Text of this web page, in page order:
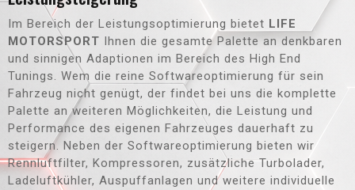
Im Bereich der Leistungsoptimierung bietet LIFE
MOTORSPORT Ihnen die gesamte Palette an denkbaren
und sinnigen Adaptionen im Bereich des High End
Tunings. Wem die reine Softwareoptimierung für sein
Fahrzeug nicht genügt, der findet bei uns die komplette
Palette an weiteren Möglichkeiten, die Leistung und
Performance des eigenen Fahrzeuges dauerhaft zu
steigern. Neben der Softwareoptimierung bieten wir
Rennluftfilter, Kompressoren, zusätzliche Turbolader,
Ladeluftkühler, Auspuffanlagen und weitere individuelle